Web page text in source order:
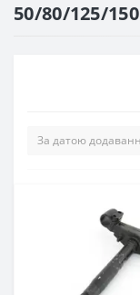
50/80/125/150